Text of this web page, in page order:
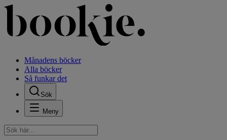
Månadens böcker
Alla böcker
Så funkar det
Sök
Meny